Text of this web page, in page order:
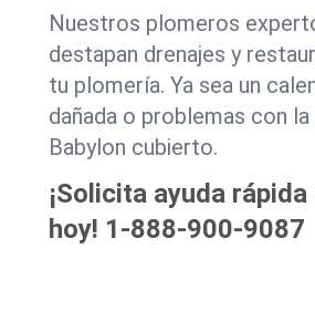
Nuestros plomeros
destapan drenajes y
tu plomería. Ya sea un
dañada o problemas con
Babylon cubierto.
¡Solicita ayuda
hoy! 1-888-900-9087